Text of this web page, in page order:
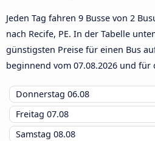
Jeden Tag fahren 9 Busse von 2
nach Recife, PE. In der Tabelle
günstigsten Preise für einen Bus
beginnend vom 07.08.2026 und für
Donnerstag 06.08
Freitag 07.08
Samstag 08.08